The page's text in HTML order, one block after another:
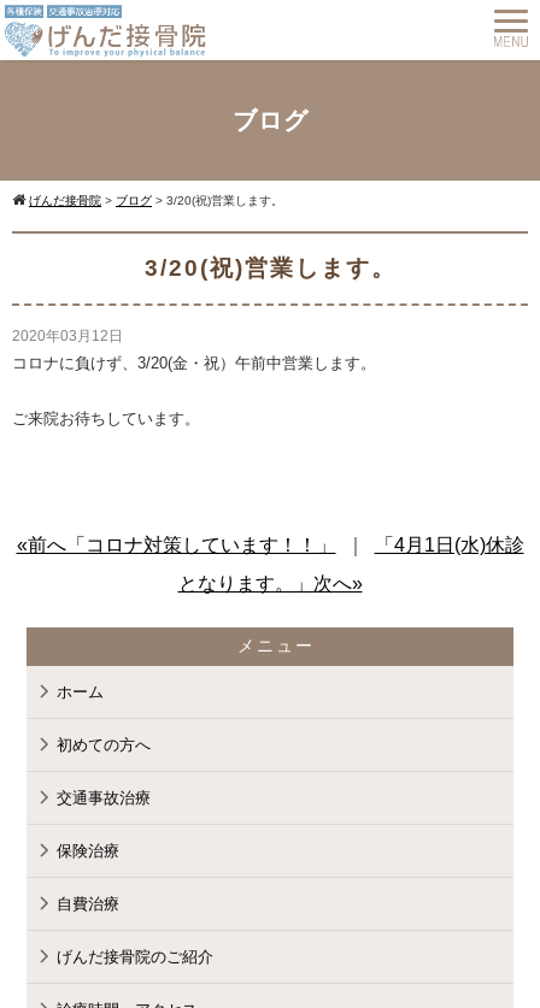
ブログ
げんだ接骨院 > ブログ > 3/20(祝)営業します。
3/20(祝)営業します。
2020年03月12日
コロナに負けず、3/20(金・祝）午前中営業します。
ご来院お待ちしています。
«前へ「コロナ対策しています！！」
「4月1日(水)休診
となります。」次へ»
メニュー
ホーム
初めての方へ
交通事故治療
保険治療
自費治療
げんだ接骨院のご紹介